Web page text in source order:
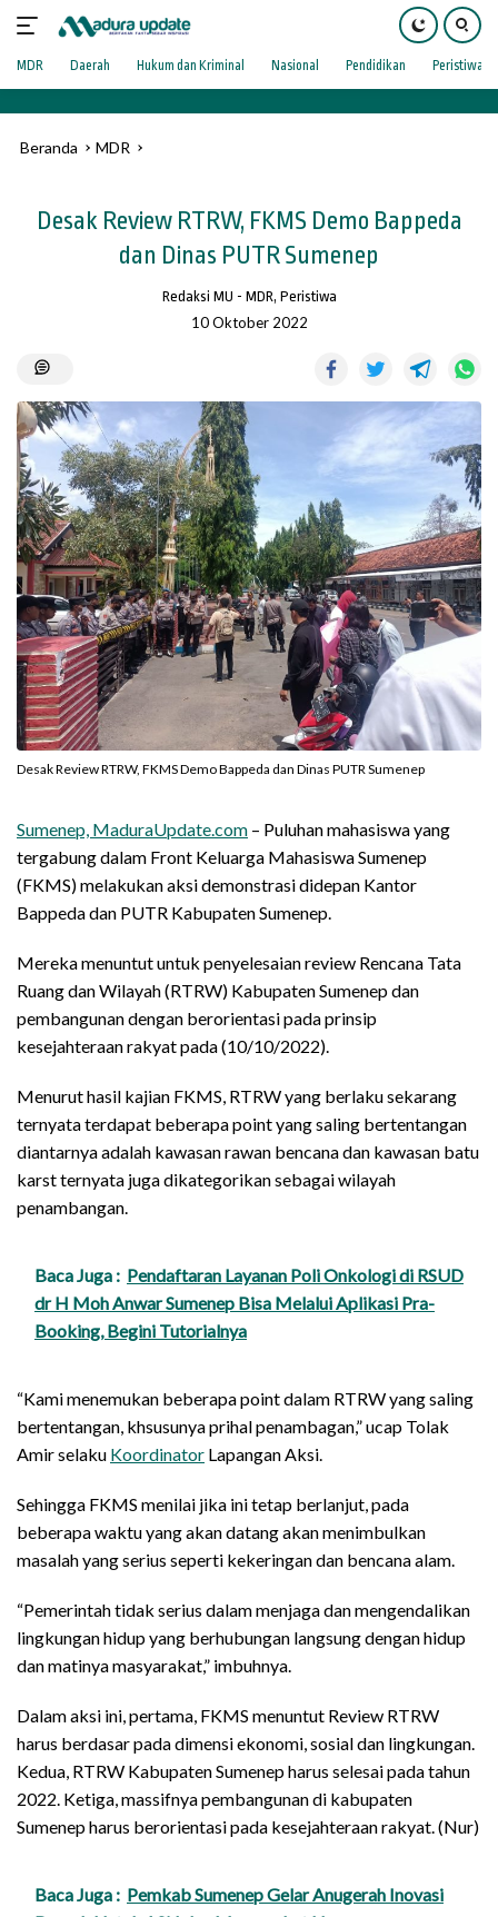
ke
konten
MDR Daerah Hukum dan Kriminal Nasional Pendidikan Peristiwa
Beranda MDR
Desak Review RTRW, FKMS Demo Bappeda
dan Dinas PUTR Sumenep
Redaksi MU - MDR, Peristiwa
10 Oktober 2022
Desak Review RTRW, FKMS Demo Bappeda dan Dinas PUTR Sumenep
Sumenep, MaduraUpdate.com – Puluhan mahasiswa yang
tergabung dalam Front Keluarga Mahasiswa Sumenep
(FKMS) melakukan aksi demonstrasi didepan Kantor
Bappeda dan PUTR Kabupaten Sumenep.
Mereka menuntut untuk penyelesaian review Rencana Tata
Ruang dan Wilayah (RTRW) Kabupaten Sumenep dan
pembangunan dengan berorientasi pada prinsip
kesejahteraan rakyat pada (10/10/2022).
Menurut hasil kajian FKMS, RTRW yang berlaku sekarang
ternyata terdapat beberapa point yang saling bertentangan
diantarnya adalah kawasan rawan bencana dan kawasan batu
karst ternyata juga dikategorikan sebagai wilayah
penambangan.
Baca Juga : Pendaftaran Layanan Poli Onkologi di RSUD
dr H Moh Anwar Sumenep Bisa Melalui Aplikasi Pra-
Booking, Begini Tutorialnya
“Kami menemukan beberapa point dalam RTRW yang saling
bertentangan, khsusunya prihal penambagan,” ucap Tolak
Amir selaku Koordinator Lapangan Aksi.
Sehingga FKMS menilai jika ini tetap berlanjut, pada
beberapa waktu yang akan datang akan menimbulkan
masalah yang serius seperti kekeringan dan bencana alam.
“Pemerintah tidak serius dalam menjaga dan mengendalikan
lingkungan hidup yang berhubungan langsung dengan hidup
dan matinya masyarakat,” imbuhnya.
Dalam aksi ini, pertama, FKMS menuntut Review RTRW
harus berdasar pada dimensi ekonomi, sosial dan lingkungan.
Kedua, RTRW Kabupaten Sumenep harus selesai pada tahun
2022. Ketiga, massifnya pembangunan di kabupaten
Sumenep harus berorientasi pada kesejahteraan rakyat. (Nur)
Baca Juga : Pemkab Sumenep Gelar Anugerah Inovasi